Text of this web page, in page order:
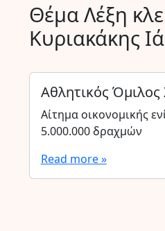
Θέμα Λέξη
Κυριακάκης
Αθλητικός
Αίτημα οικονομικής
5.000.000 δραχμών
Read more »